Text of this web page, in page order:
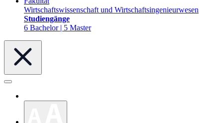
Wirtschaftswissenschaft und Wirtschaftsingenieurwesen
Studiengänge
6 Bachelor | 5 Master